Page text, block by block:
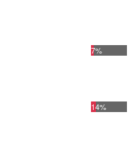
7%
14%